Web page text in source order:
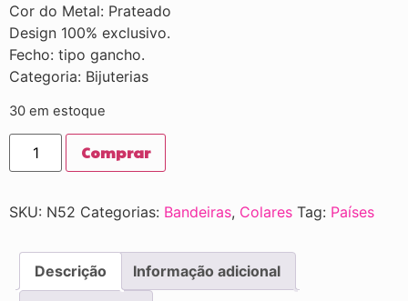
Cor do Metal: Prateado
Design 100% exclusivo.
Fecho: tipo gancho.
Categoria: Bijuterias
30 em estoque
Comprar
SKU: N52 Categorias: Bandeiras, Colares Tag: Países
Descrição Informação adicional